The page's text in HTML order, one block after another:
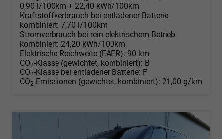
0,90 l/100km + 22,40 kWh/100km
Kraftstoffverbrauch bei entladener Batterie
kombiniert: 7,70 l/100km
Stromverbrauch bei rein elektrischem Betrieb
kombiniert: 24,20 kWh/100km
Elektrische Reichweite (EAER): 90 km
CO2-Klasse (gewichtet, kombiniert): B
CO2-Klasse bei entladener Batterie: F
CO2-Emissionen (gewichtet, kombiniert): 21,00 g/km